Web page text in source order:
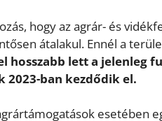
hogy az agrár- és
átalakul. Ennél a
hosszabb lett a jelenleg
2023-ban kezdődik el.
esetében